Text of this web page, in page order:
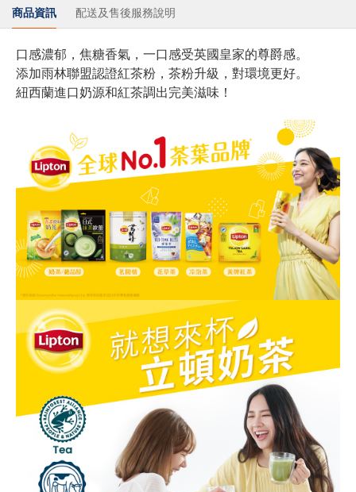
商品資訊 配送及售後服務說明
口感濃郁，焦糖香氣，一口感受英國皇家的尊爵感。
添加雨林聯盟認證紅茶粉，茶粉升級，對環境更好。
紐西蘭進口奶源和紅茶調出完美滋味！